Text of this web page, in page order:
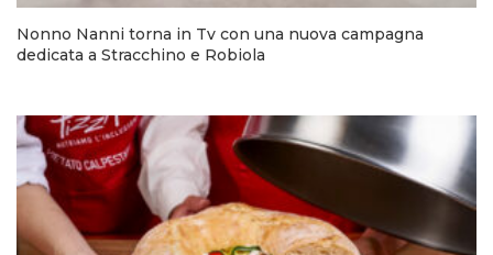
Nonno Nanni torna in Tv con una nuova campagna
dedicata a Stracchino e Robiola